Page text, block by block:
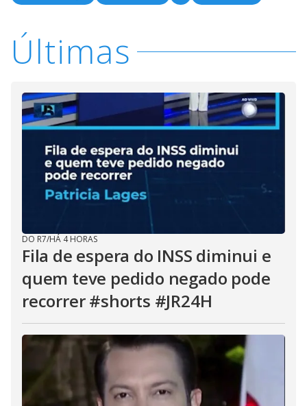
Últimas
DO R7/HÁ 4 HORAS
Fila de espera do INSS diminui e
quem teve pedido negado pode
recorrer #shorts #JR24H